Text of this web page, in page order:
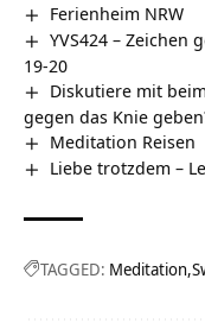
Ferienheim NRW
YVS424 – Zeichen
19-20
Diskutiere mit
gegen das Knie
Meditation Reisen
Liebe trotzdem –
TAGGED: Meditation